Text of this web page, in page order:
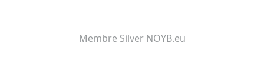
Membre Silver NOYB.eu